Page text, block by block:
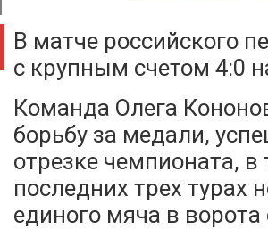
В матче российского
с крупным счетом 4:0
Команда Олега
борьбу за медали,
отрезке чемпионата,
последних трех турах
единого мяча в ворота